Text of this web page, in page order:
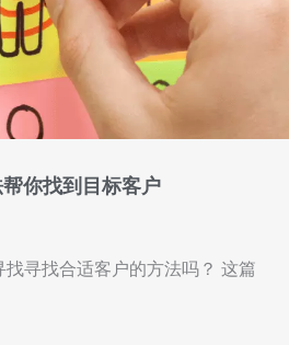
你找到目标客户
寻找合适客户的方法吗？ 这篇